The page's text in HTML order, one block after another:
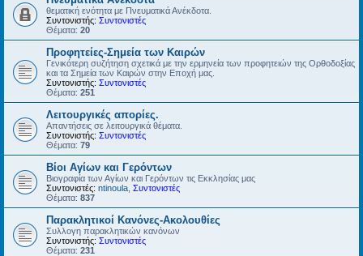
θεματική ενότητα με Πνευματικά Ανέκδοτα.
Συντονιστής: Συντονιστές
Θέματα: 20
Προφητείες-Σημεία των Καιρών
Γενικότερη συζήτηση σχετικά με την ερμηνεία των προφητειών της Ορθοδοξίας
και τα Σημεία των Καιρών στην Εποχή μας.
Συντονιστής: Συντονιστές
Θέματα: 251
Λειτουργικές απορίες.
Απαντήσεις σε λειτουργικά θέματα.
Συντονιστής: Συντονιστές
Θέματα: 79
Βίοι Αγίων και Γερόντων
Βιογραφία των Αγίων και Γερόντων τις Εκκλησίας μας
Συντονιστές: ntinoula Συντονιστές
Θέματα: 837
Παρακλητικοί Κανόνες-Ακολουθίες
Συλλογη παρακλητικών κανόνων
Συντονιστής: Συντονιστές
Θέματα: 231